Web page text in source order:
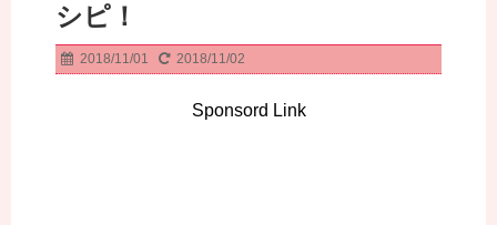
シピ！
2018/11/01 2018/11/02
Sponsord Link